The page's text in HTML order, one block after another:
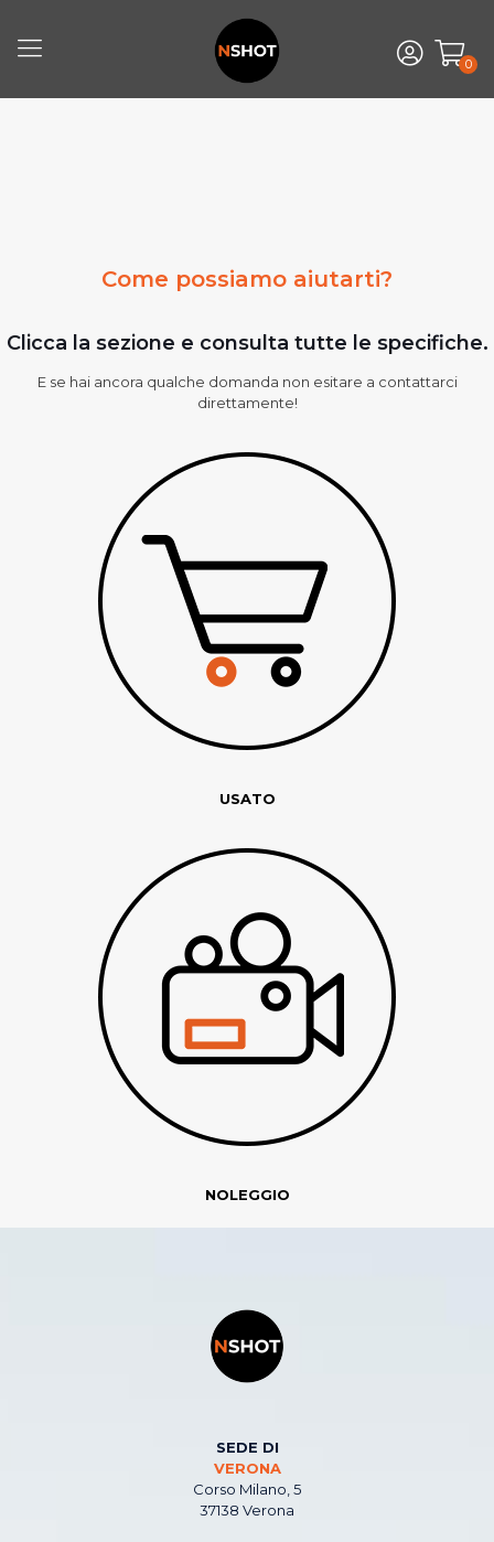
0
Come possiamo aiutarti?
Clicca la sezione e consulta tutte le specifiche.
E se hai ancora qualche domanda non esitare a contattarci
direttamente!
USATO
NOLEGGIO
SEDE DI
VERONA
Corso Milano, 5
37138 Verona